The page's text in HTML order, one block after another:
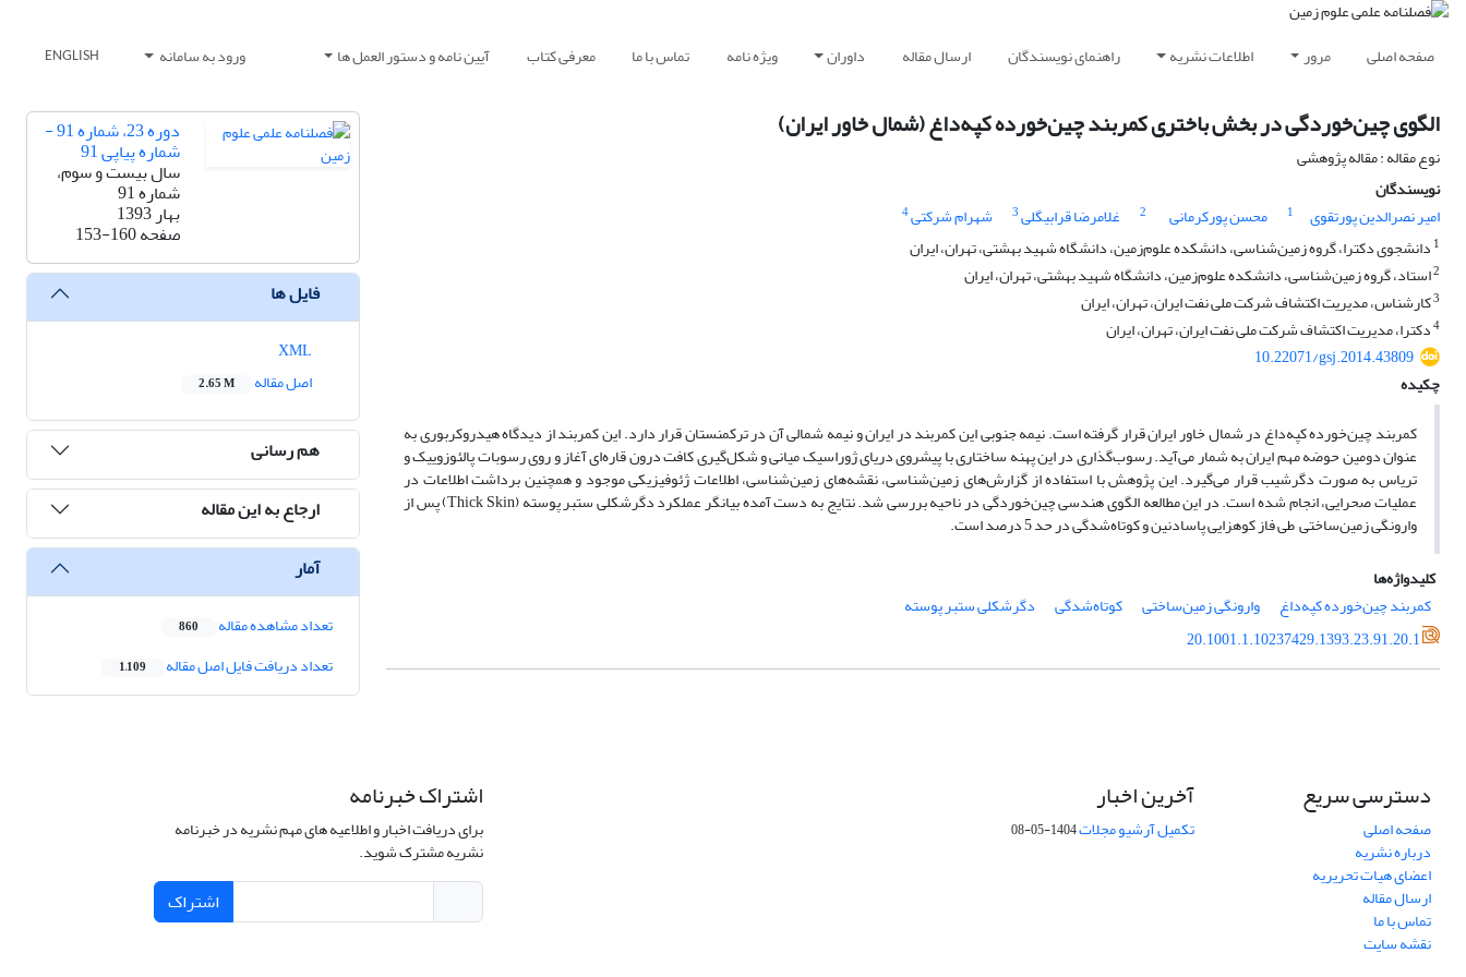
صفحه اصلی مرور اطلاعات نشریه راهنمای نویسندگان ارسال مقاله داوران ویژه نامه تماس با ما معرفی کتاب آیین نامه و دستور العمل ها ورود به سامانه ENGLISH
الگوی چین‌خوردگی در بخش باختری کمربند چین‌خورده کپه‌داغ (شمال خاور ایران)
نوع مقاله : مقاله پژوهشی
نویسندگان
امیر نصرالدین پورتقوی
1 محسن پورکرمانی 2 غلامرضا قرابیگلی3 شهرام شرکتی4
1 دانشجوی دکترا، گروه زمین‌شناسی، دانشکده علوم‌زمین، دانشگاه شهید بهشتی، تهران، ایران
2استاد، گروه زمین‌شناسی، دانشکده علوم‌زمین، دانشگاه شهید بهشتی، تهران، ایران
3کارشناس، مدیریت اکتشاف شرکت ملی نفت ایران، تهران، ایران
4دکترا، مدیریت اکتشاف شرکت ملی نفت ایران، تهران، ایران
10.22071/gsj.2014.43809
چکیده
کمربند چین‌خورده کپه‌داغ در شمال خاور ایران قرار گرفته است. نیمه جنوبی این کمربند در ایران و نیمه شمالی آن در ترکمنستان قرار دارد. این کمربند از دیدگاه هیدروکربوری به
عنوان دومین حوضه مهم ایران به شمار می‌آید. رسوب‌گذاری در این پهنه ساختاری با پیشروی دریای ژوراسیک‌ میانی و شکل‌گیری کافت درون قاره‌ای آغاز و روی رسوبات پالئوزوییک و
تریاس به صورت دگرشیب قرار می‌گیرد. این پژوهش با استفاده از گزارش‌های زمین‌شناسی، نقشه‌های زمین‌شناسی، اطلاعات ژئوفیزیکی موجود و همچنین برداشت اطلاعات در
عملیات صحرایی، انجام شده است. در این مطالعه الگوی هندسی چین‌خوردگی در ناحیه بررسی شد. نتایج به دست آمده بیانگر عملکرد دگرشکلی ستبر پوسته (Thick Skin) پس از
وارونگی زمین‌ساختی طی فاز کوهزایی پاسادنین و کوتاه‌شدگی در حد 5 درصد است.
کلیدواژه‌ها
کمربند چین‌خورده کپه‌داغ
وارونگی زمین‌ساختی کوتاه‌شدگی
دگرشکلی ستبر پوسته
20.1001.1.10237429.1393.23.91.20.1
دوره 23، شماره 91 -
شماره پیاپی 91
سال بیست و سوم،
شماره 91
بهار 1393
صفحه153-160
فایل ها
اصل مقاله
2.65 M
هم رسانی
ارجاع به این مقاله
آمار
تعداد مشاهده مقاله 860
تعداد دریافت فایل اصل مقاله 1,109
دسترسی سریع
صفحه اصلی
درباره نشریه
اعضای هیات تحریریه
ارسال مقاله
تماس با ما
نقشه سایت
آخرین اخبار
تکمیل آرشیو مجلات1404-05-08
اشتراک خبرنامه
برای دریافت اخبار و اطلاعیه های مهم نشریه در خبرنامه
نشریه مشترک شوید.
اشتراک